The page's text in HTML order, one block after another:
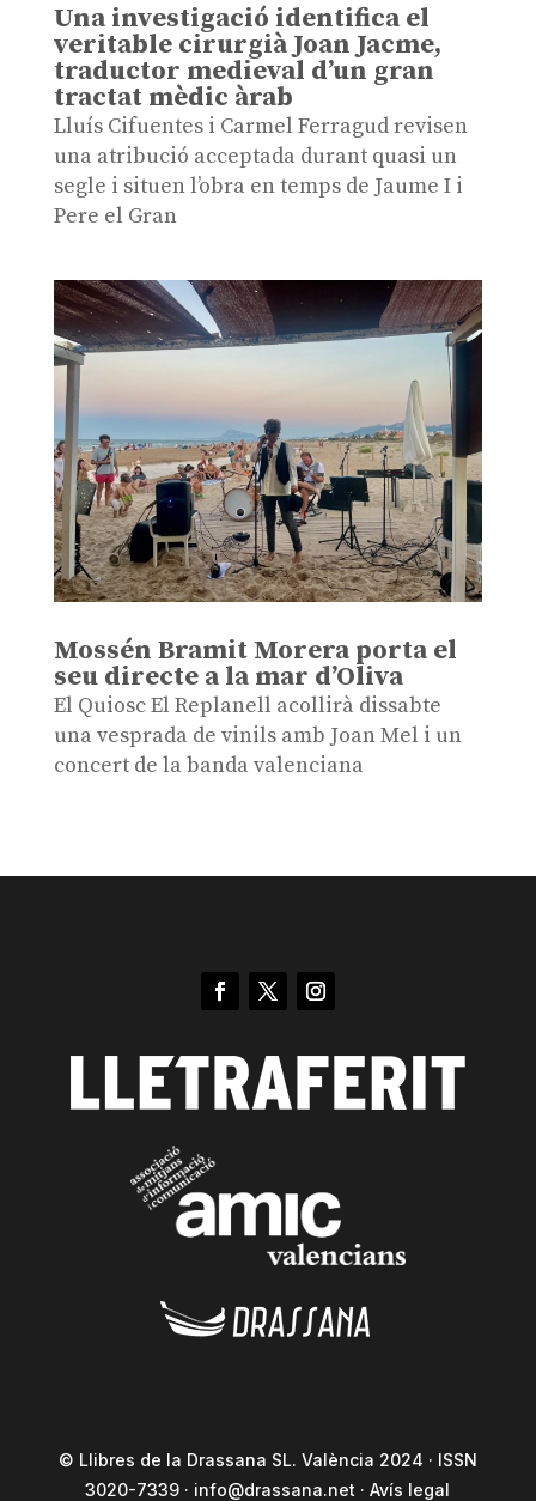
Una investigació identifica el
veritable cirurgià Joan Jacme,
traductor medieval d’un gran
tractat mèdic àrab
Lluís Cifuentes i Carmel Ferragud revisen
una atribució acceptada durant quasi un
segle i situen l’obra en temps de Jaume I i
Pere el Gran
Mossén Bramit Morera porta el
seu directe a la mar d’Oliva
El Quiosc El Replanell acollirà dissabte
una vesprada de vinils amb Joan Mel i un
concert de la banda valenciana
© Llibres de la Drassana SL. València 2024 · ISSN
3020-7339 · info@drassana.net ·Avís legal